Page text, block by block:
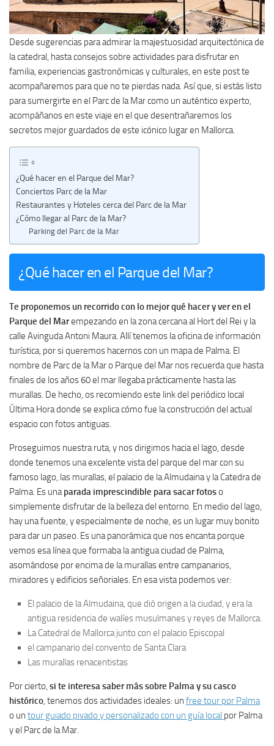
Desde sugerencias para admirar la majestuosidad arquitectónica de
la catedral, hasta consejos sobre actividades para disfrutar en
familia, experiencias gastronómicas y culturales, en este post te
acompañaremos para que no te pierdas nada. Así que, si estás listo
para sumergirte en el Parc de la Mar como un auténtico experto,
acompáñanos en este viaje en el que desentrañaremos los
secretos mejor guardados de este icónico lugar en Mallorca.
¿Qué hacer en el Parque del Mar?
Conciertos Parc de la Mar
Restaurantes y Hoteles cerca del Parc de la Mar
¿Cómo llegar al Parc de la Mar?
Parking del Parc de la Mar
¿Qué hacer en el Parque del Mar?
Te proponemos un recorrido con lo mejor qué hacer y ver en el
Parque del Marempezando en la zona cercana al Hort del Rei y la
calle Avinguda Antoni Maura. Allí tenemos la oficina de información
turística, por si queremos hacernos con un mapa de Palma. El
nombre de Parc de la Mar o Parque del Mar nos recuerda que hasta
finales de los años 60 el mar llegaba prácticamente hasta las
murallas. De hecho, os recomiendo este link del periódico local
Última Hora donde se explica cómo fue la construcción del actual
espacio con fotos antiguas.
Proseguimos nuestra ruta, y nos dirigimos hacia el lago, desde
donde tenemos una excelente vista del parque del mar con su
famoso lago, las murallas, el palacio de la Almudaina y la Catedra de
Palma. Es una parada imprescindible para sacar fotoso
simplemente disfrutar de la belleza del entorno. En medio del lago,
hay una fuente, y especialmente de noche, es un lugar muy bonito
para dar un paseo. Es una panorámica que nos encanta porque
vemos esa línea que formaba la antigua ciudad de Palma,
asomándose por encima de la murallas entre campanarios,
miradores y edificios señoriales. En esa vista podemos ver:
El palacio de la Almudaina, que dió origen a la ciudad, y era la
antigua residencia de walíes musulmanes y reyes de Mallorca.
La Catedral de Mallorca junto con el palacio Episcopal
el campanario del convento de Santa Clara
Las murallas renacentistas
Por cierto, si te interesa saber más sobre Palma y su casco
histórico , tenemos dos actividades ideales: un free tour por Palma
o un tour guiado pivado y personalizado con un guía local por Palma
y el Parc de la Mar.